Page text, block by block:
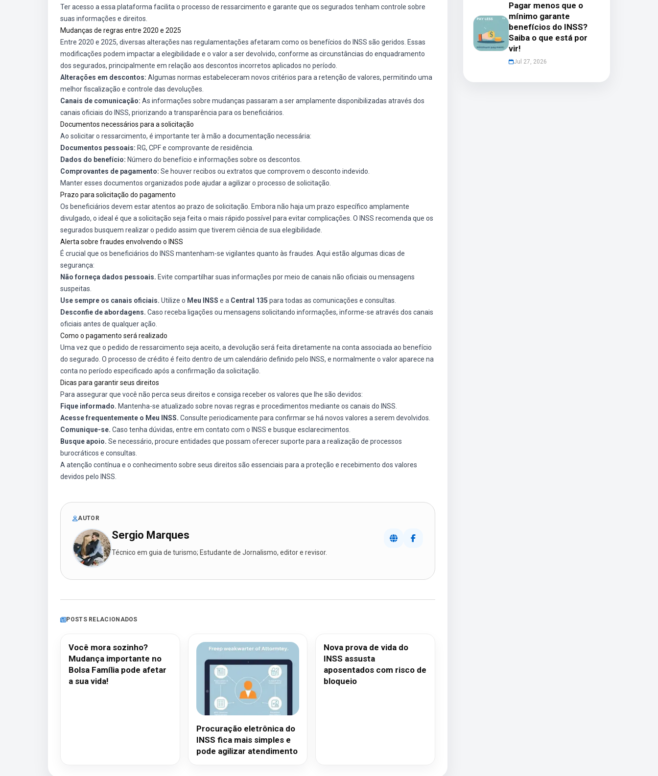
Ter acesso a essa plataforma facilita o processo de ressarcimento e garante que os segurados tenham controle sobre
suas informações e direitos.
Mudanças de regras entre 2020 e 2025
Entre 2020 e 2025, diversas alterações nas regulamentações afetaram como os benefícios do INSS são geridos. Essas
modificações podem impactar a elegibilidade e o valor a ser devolvido, conforme as circunstâncias do enquadramento
dos segurados, principalmente em relação aos descontos incorretos aplicados no período.
Alterações em descontos: Algumas normas estabeleceram novos critérios para a retenção de valores, permitindo uma
melhor fiscalização e controle das devoluções.
Canais de comunicação: As informações sobre mudanças passaram a ser amplamente disponibilizadas através dos
canais oficiais do INSS, priorizando a transparência para os beneficiários.
Documentos necessários para a solicitação
Ao solicitar o ressarcimento, é importante ter à mão a documentação necessária:
Documentos pessoais: RG, CPF e comprovante de residência.
Dados do benefício: Número do benefício e informações sobre os descontos.
Comprovantes de pagamento: Se houver recibos ou extratos que comprovem o desconto indevido.
Manter esses documentos organizados pode ajudar a agilizar o processo de solicitação.
Prazo para solicitação do pagamento
Os beneficiários devem estar atentos ao prazo de solicitação. Embora não haja um prazo específico amplamente
divulgado, o ideal é que a solicitação seja feita o mais rápido possível para evitar complicações. O INSS recomenda que os
segurados busquem realizar o pedido assim que tiverem ciência de sua elegibilidade.
Alerta sobre fraudes envolvendo o INSS
É crucial que os beneficiários do INSS mantenham-se vigilantes quanto às fraudes. Aqui estão algumas dicas de
segurança:
Não forneça dados pessoais. Evite compartilhar suas informações por meio de canais não oficiais ou mensagens
suspeitas.
Use sempre os canais oficiais. Utilize o Meu INSS e a Central 135 para todas as comunicações e consultas.
Desconfie de abordagens. Caso receba ligações ou mensagens solicitando informações, informe-se através dos canais
oficiais antes de qualquer ação.
Como o pagamento será realizado
Uma vez que o pedido de ressarcimento seja aceito, a devolução será feita diretamente na conta associada ao benefício
do segurado. O processo de crédito é feito dentro de um calendário definido pelo INSS, e normalmente o valor aparece na
conta no período especificado após a confirmação da solicitação.
Dicas para garantir seus direitos
Para assegurar que você não perca seus direitos e consiga receber os valores que lhe são devidos:
Fique informado. Mantenha-se atualizado sobre novas regras e procedimentos mediante os canais do INSS.
Acesse frequentemente o Meu INSS. Consulte periodicamente para confirmar se há novos valores a serem devolvidos.
Comunique-se. Caso tenha dúvidas, entre em contato com o INSS e busque esclarecimentos.
Busque apoio. Se necessário, procure entidades que possam oferecer suporte para a realização de processos
burocráticos e consultas.
A atenção contínua e o conhecimento sobre seus direitos são essenciais para a proteção e recebimento dos valores
devidos pelo INSS.
AUTOR
Sergio Marques
Técnico em guia de turismo; Estudante de Jornalismo, editor e revisor.
POSTS RELACIONADOS
Você mora sozinho?
Mudança importante no
Bolsa Família pode afetar
a sua vida!
Procuração eletrônica do
INSS fica mais simples e
pode agilizar atendimento
Nova prova de vida do
INSS assusta
aposentados com risco de
bloqueio
Pagar menos que o
mínimo garante
benefícios do INSS?
Saiba o que está por
vir!
Jul 27, 2026